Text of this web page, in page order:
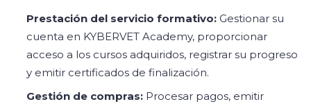
Prestación del servicio formativo:Gestionar su
cuenta en KYBERVET Academy, proporcionar
acceso a los cursos adquiridos, registrar su progreso
y emitir certificados de finalización.
Gestión de compras:Procesar pagos, emitir